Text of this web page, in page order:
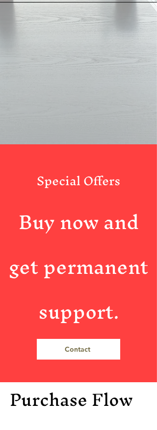
Special Offers
Buy now and
get permanent
support.
Contact
Purchase Flow